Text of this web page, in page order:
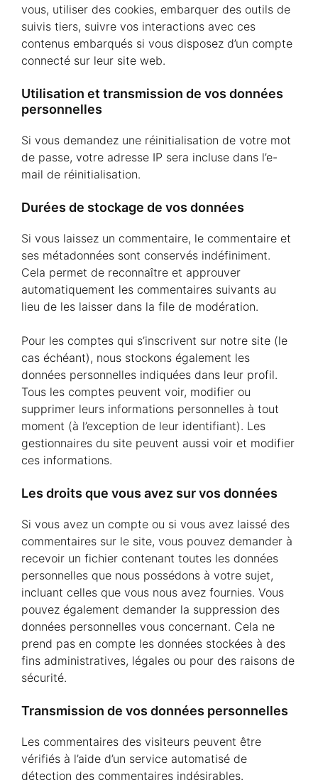
vous, utiliser des cookies, embarquer des outils de
suivis tiers, suivre vos interactions avec ces
contenus embarqués si vous disposez d’un compte
connecté sur leur site web.
Utilisation et transmission de vos données
personnelles
Si vous demandez une réinitialisation de votre mot
de passe, votre adresse IP sera incluse dans l’e-
mail de réinitialisation.
Durées de stockage de vos données
Si vous laissez un commentaire, le commentaire et
ses métadonnées sont conservés indéfiniment.
Cela permet de reconnaître et approuver
automatiquement les commentaires suivants au
lieu de les laisser dans la file de modération.
Pour les comptes qui s’inscrivent sur notre site (le
cas échéant), nous stockons également les
données personnelles indiquées dans leur profil.
Tous les comptes peuvent voir, modifier ou
supprimer leurs informations personnelles à tout
moment (à l’exception de leur identifiant). Les
gestionnaires du site peuvent aussi voir et modifier
ces informations.
Les droits que vous avez sur vos données
Si vous avez un compte ou si vous avez laissé des
commentaires sur le site, vous pouvez demander à
recevoir un fichier contenant toutes les données
personnelles que nous possédons à votre sujet,
incluant celles que vous nous avez fournies. Vous
pouvez également demander la suppression des
données personnelles vous concernant. Cela ne
prend pas en compte les données stockées à des
fins administratives, légales ou pour des raisons de
sécurité.
Transmission de vos données personnelles
Les commentaires des visiteurs peuvent être
vérifiés à l’aide d’un service automatisé de
détection des commentaires indésirables.